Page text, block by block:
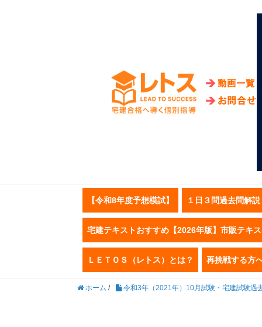
【令和8年度予想模試】 １日３問過去問解説
宅建テキストおすすめ【2026年版】市販テキ
ＬＥＴＯＳ（レトス）とは？ 再挑戦する方
ホーム / 令和3年（2021年）10月試験・宅建試験過